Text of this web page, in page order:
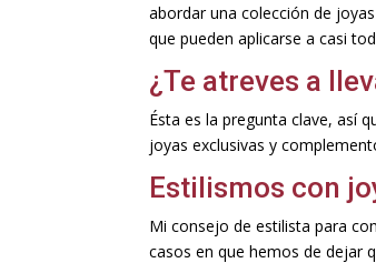
abordar una colección de
que pueden aplicarse a casi
¿Te atreves a
Ésta es la pregunta clave, así
joyas exclusivas y
Estilismos con
Mi consejo de estilista para
casos en que hemos de dejar